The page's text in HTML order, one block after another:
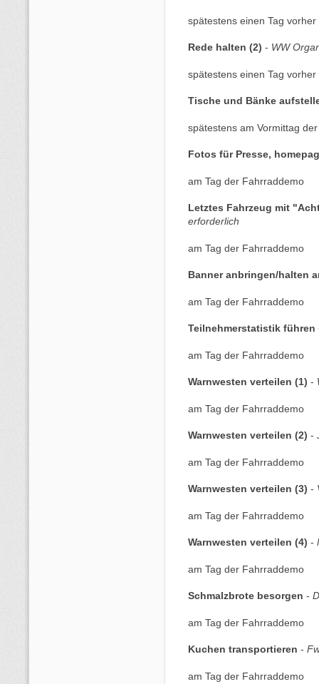
spätestens einen Tag vorher
Rede halten (2) - WW
spätestens einen Tag vorher
Tische und Bänke
spätestens am Vormittag
Fotos für Presse,
am Tag der Fahrraddemo
Letztes Fahrzeug mit
erforderlich
am Tag der Fahrraddemo
Banner anbringen/halten
am Tag der Fahrraddemo
Teilnehmerstatistik führen
am Tag der Fahrraddemo
Warnwesten verteilen (1) -
am Tag der Fahrraddemo
Warnwesten verteilen (2) -
am Tag der Fahrraddemo
Warnwesten verteilen (3) -
am Tag der Fahrraddemo
Warnwesten verteilen (4) -
am Tag der Fahrraddemo
Schmalzbrote besorgen -
am Tag der Fahrraddemo
Kuchen transportieren -
am Tag der Fahrraddemo